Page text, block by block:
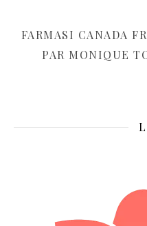
FARMASI CANADA
PAR MONIQUE